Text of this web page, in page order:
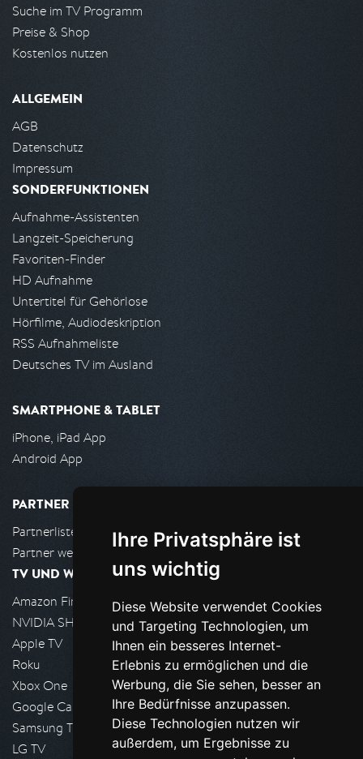
Ihre Privatsphäre ist
uns wichtig
Diese Website verwendet Cookies
und Targeting Technologien, um
Ihnen ein besseres Internet-
Erlebnis zu ermöglichen und die
Werbung, die Sie sehen, besser an
Ihre Bedürfnisse anzupassen.
Diese Technologien nutzen wir
außerdem, um Ergebnisse zu
Suche im TV Programm
Preise & Shop
Kostenlos nutzen
ALLGEMEIN
AGB
Datenschutz
Impressum
SONDERFUNKTIONEN
Aufnahme-Assistenten
Langzeit-Speicherung
Favoriten-Finder
HD Aufnahme
Untertitel für Gehörlose
Hörfilme, Audiodeskription
RSS Aufnahmeliste
Deutsches TV im Ausland
SMARTPHONE & TABLET
iPhone, iPad App
Android App
PARTNER
Partnerliste
Partner werden
TV UND WOHNZIMMER
Amazon FireTV
NVIDIA SHIELD, Google TV
Apple TV
Roku
Xbox One
Google Cast
Samsung TV
LG TV